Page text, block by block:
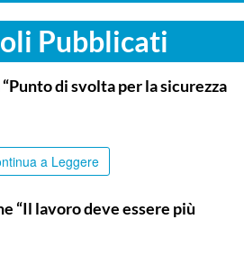
Pubblicati
di svolta per la sicurezza
a Leggere
“Il lavoro deve essere più